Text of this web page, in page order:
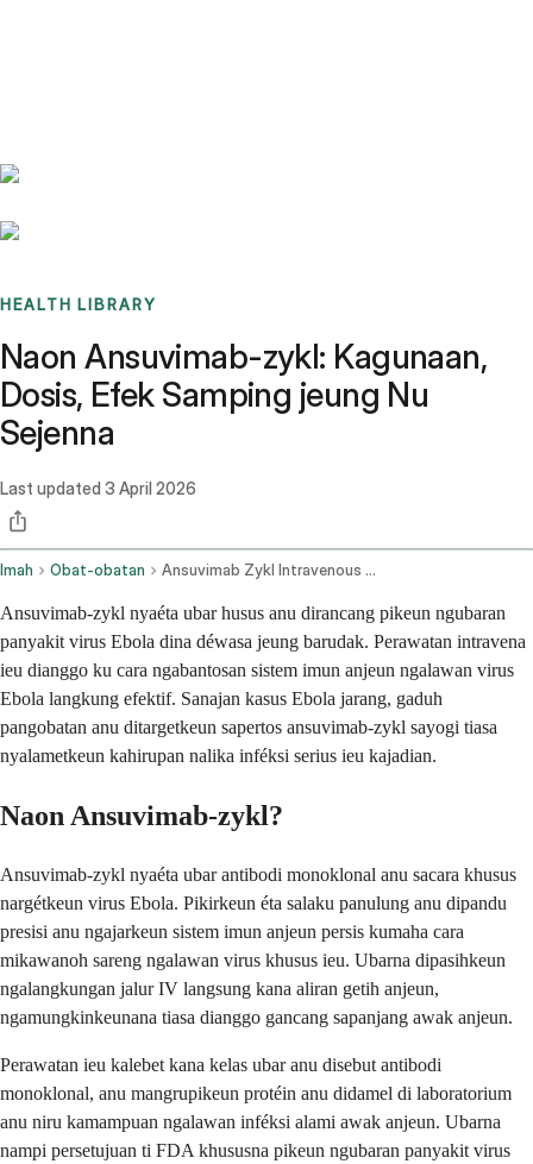
HEALTH LIBRARY
Naon Ansuvimab-zykl: Kagunaan,
Dosis, Efek Samping jeung Nu
Sejenna
Last updated 3 April 2026
Imah Obat-obatan Ansuvimab Zykl Intravenous Route
Ansuvimab-zykl nyaéta ubar husus anu dirancang pikeun ngubaran
panyakit virus Ebola dina déwasa jeung barudak. Perawatan intravena
ieu dianggo ku cara ngabantosan sistem imun anjeun ngalawan virus
Ebola langkung efektif. Sanajan kasus Ebola jarang, gaduh
pangobatan anu ditargetkeun sapertos ansuvimab-zykl sayogi tiasa
nyalametkeun kahirupan nalika inféksi serius ieu kajadian.
Naon Ansuvimab-zykl?
Ansuvimab-zykl nyaéta ubar antibodi monoklonal anu sacara khusus
nargétkeun virus Ebola. Pikirkeun éta salaku panulung anu dipandu
presisi anu ngajarkeun sistem imun anjeun persis kumaha cara
mikawanoh sareng ngalawan virus khusus ieu. Ubarna dipasihkeun
ngalangkungan jalur IV langsung kana aliran getih anjeun,
ngamungkinkeunana tiasa dianggo gancang sapanjang awak anjeun.
Perawatan ieu kalebet kana kelas ubar anu disebut antibodi
monoklonal, anu mangrupikeun protéin anu didamel di laboratorium
anu niru kamampuan ngalawan inféksi alami awak anjeun. Ubarna
nampi persetujuan ti FDA khususna pikeun ngubaran panyakit virus